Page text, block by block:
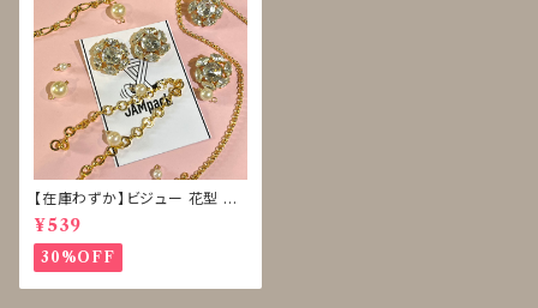
【在庫わずか】ビジュー 花型 ボ
タン 再販なし
¥539
30%OFF